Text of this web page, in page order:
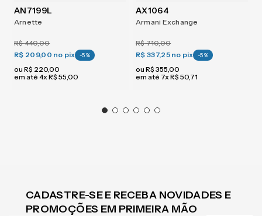
AN7199L
Arnette
R$440,00
R$ 209,00 no pix -5%
ou R$ 220,00
em até 4xR$ 55,00
AX1064
Armani Exchange
R$710,00
R$ 337,25 no pix -5%
ou R$ 355,00
em até 7xR$ 50,71
CADASTRE-SE E RECEBA NOVIDADES E
PROMOÇÕES EM PRIMEIRA MÃO